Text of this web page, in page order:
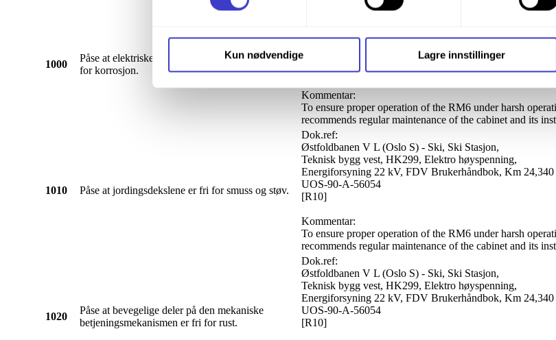
Du kan lese mer om hvordan vi bruker informasjonskapsler og annen teknologi,
personopplysninger på vår side
Informasjonskapsler (Cookies)
Kun nødvendige Lagre innstillinger
1000
Påse at elektriske/elektroniske komponenter er fri
for korrosjon.
UOS-90-A-56054
[R10]
Kommentar:
To ensure proper operation of the RM6 under harsh
recommends regular maintenance of the cabinet and its
1010 Påse at jordingsdekslene er fri for smuss og støv.
Dok.ref:
Østfoldbanen V L (Oslo S) - Ski, Ski Stasjon,
Teknisk bygg vest, HK299, Elektro høyspenning,
Energiforsyning 22 kV, FDV Brukerhåndbok, Km 24,340
UOS-90-A-56054
[R10]
Kommentar:
To ensure proper operation of the RM6 under harsh
recommends regular maintenance of the cabinet and its
1020
Påse at bevegelige deler på den mekaniske
betjeningsmekanismen er fri for rust.
Dok.ref:
Østfoldbanen V L (Oslo S) - Ski, Ski Stasjon,
Teknisk bygg vest, HK299, Elektro høyspenning,
Energiforsyning 22 kV, FDV Brukerhåndbok, Km 24,340
UOS-90-A-56054
[R10]